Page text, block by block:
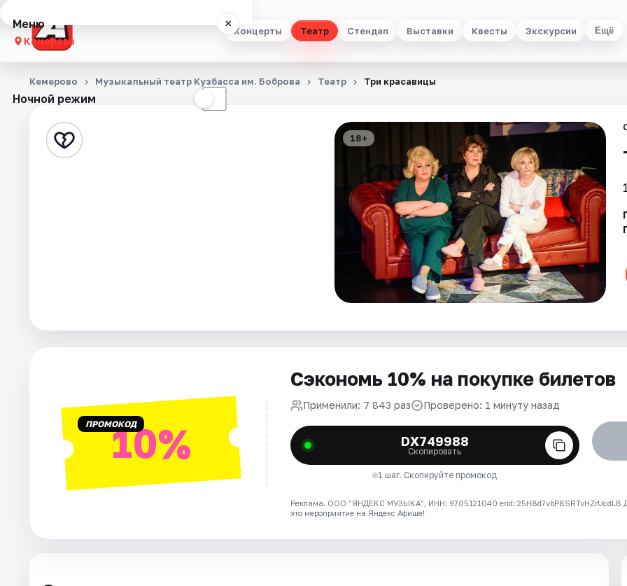
Концерты Театр Стендап Выставки Квесты Экскурсии Ещё
Меню ×
Кемерово
Концерты
Стендап
Рейтинги
Ночной режим ☾
Кемерово Музыкальный театр Кузбасса им. Боброва Театр Три красавицы
18+
ПРОМОКОД10%
Сэкономь 10% на покупке билетов
Применили: 7 843 раз Проверено: 1 минуту назад
DX749988
Скопировать
1 шаг. Скопируйте промокод
Реклама. ООО "ЯНДЕКС МУЗЫКА", ИНН: 9705121040 erid: 25H8d7vbP8SRTvHZrUcdLB
это мероприятие на Яндекс Афише!